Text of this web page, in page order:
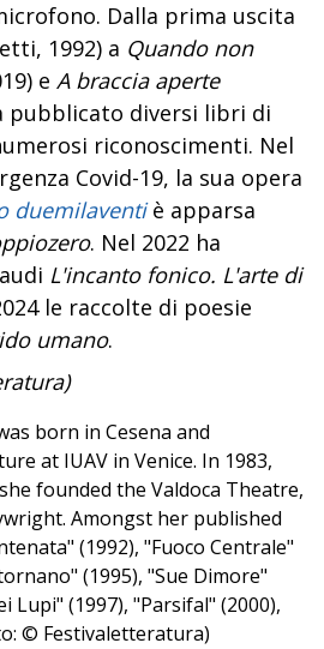
Dalla prima uscita
1992) a Quando non
e A braccia aperte
pubblicato diversi libri di
riconoscimenti. Nel
Covid-19, la sua opera
duemilaventiè apparsa
. Nel 2022 ha
L'incanto fonico. L'arte di
le raccolte di poesie
umano.
born in Cesena and
at IUAV in Venice. In 1983,
founded the Valdoca Theatre,
Amongst her published
(1992), "Fuoco Centrale"
(1995), "Sue Dimore"
Lupi" (1997), "Parsifal" (2000),
© Festivaletteratura)